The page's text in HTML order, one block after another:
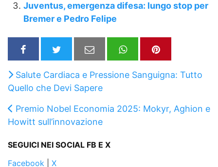
Juventus, emergenza difesa: lungo stop per
Bremer e Pedro Felipe
Salute Cardiaca e Pressione Sanguigna: Tutto
Quello che Devi Sapere
Premio Nobel Economia 2025: Mokyr, Aghion e
Howitt sull’innovazione
SEGUICI NEI SOCIAL FB E X
Facebook
X